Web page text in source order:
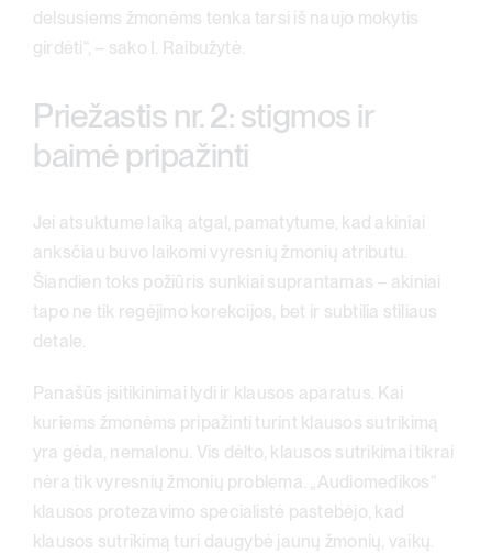
delsusiems žmonėms tenka tarsi iš naujo mokytis
girdėti“, – sako I. Raibužytė.
Priežastis nr. 2: stigmos ir
baimė pripažinti
Jei atsuktume laiką atgal, pamatytume, kad akiniai
anksčiau buvo laikomi vyresnių žmonių atributu.
Šiandien toks požiūris sunkiai suprantamas – akiniai
tapo ne tik regėjimo korekcijos, bet ir subtilia stiliaus
detale.
Panašūs įsitikinimai lydi ir klausos aparatus. Kai
kuriems žmonėms pripažinti turint klausos sutrikimą
yra gėda, nemalonu. Vis dėlto, klausos sutrikimai tikrai
nėra tik vyresnių žmonių problema. „Audiomedikos“
klausos protezavimo specialistė pastebėjo, kad
klausos sutrikimą turi daugybė jaunų žmonių, vaikų.